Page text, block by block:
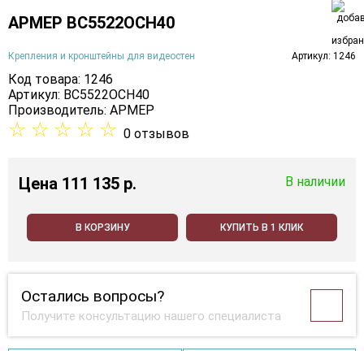
АРМЕР ВС5522ОСН40
Крепления и кронштейны для видеостен Артикул: 1246
Код товара: 1246
Артикул: ВС5522ОСН40
Производитель: АРМЕР
☆ ☆ ☆ ☆ ☆ 0 отзывов
Цена 111 135 p. В наличии
В КОРЗИНУ КУПИТЬ В 1 КЛИК
Остались вопросы?
Получите консультацию нашего специалиста